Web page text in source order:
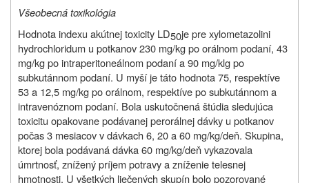
Všeobecná toxikológia
Hodnota indexu akútnej toxicity LD50je pre xylometazolini
hydrochloridum u potkanov 230 mg/kg po orálnom podaní, 43
mg/kg po intraperitoneálnom podaní a 90 mg/klg po
subkutánnom podaní. U myší je táto hodnota 75, respektíve
53 a 12,5 mg/kg po orálnom, respektíve po subkutánnom a
intravenóznom podaní. Bola uskutočnená štúdia sledujúca
toxicitu opakovane podávanej perorálnej dávky u potkanov
počas 3 mesiacov v dávkach 6, 20 a 60 mg/kg/deň. Skupina,
ktorej bola podávaná dávka 60 mg/kg/deň vykazovala
úmrtnosť, znížený príjem potravy a zníženie telesnej
hmotnosti. U všetkých liečených skupín bolo pozorované